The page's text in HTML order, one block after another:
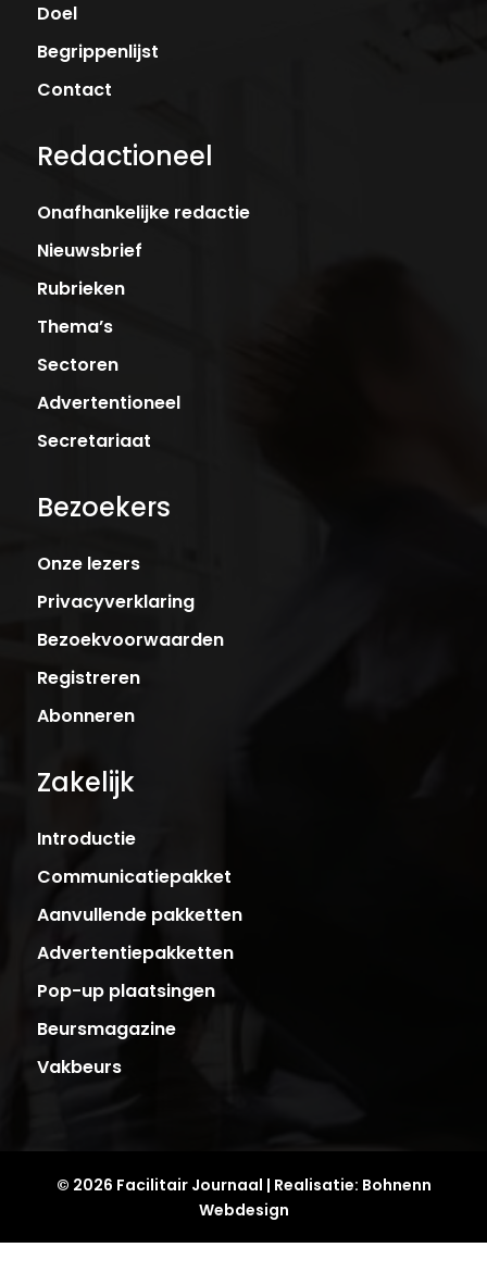
Doel
Begrippenlijst
Contact
Redactioneel
Onafhankelijke redactie
Nieuwsbrief
Rubrieken
Thema’s
Sectoren
Advertentioneel
Secretariaat
Bezoekers
Onze lezers
Privacyverklaring
Bezoekvoorwaarden
Registreren
Abonneren
Zakelijk
Introductie
Communicatiepakket
Aanvullende pakketten
Advertentiepakketten
Pop-up plaatsingen
Beursmagazine
Vakbeurs
© 2026 Facilitair Journaal | Realisatie: Bohnenn
Webdesign